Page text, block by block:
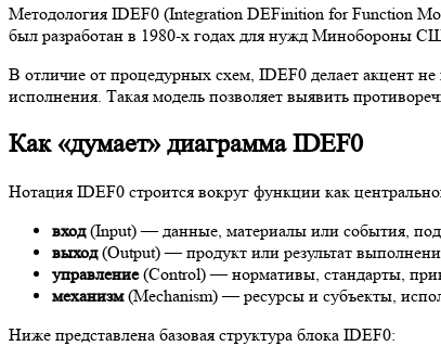
Методология IDEF0 (Integration DEFinition for Function
был разработан в 1980-х годах для нужд Минобороны
В отличие от процедурных схем, IDEF0 делает акцент
исполнения. Такая модель позволяет выявить
Как «думает» диаграмма IDEF0
Нотация IDEF0 строится вокруг функции как
вход(Input) — данные, материалы или события,
выход(Output) — продукт или результат
управление(Control) — нормативы, стандарты,
механизм(Mechanism) — ресурсы и субъекты,
Ниже представлена базовая структура блока IDEF0: